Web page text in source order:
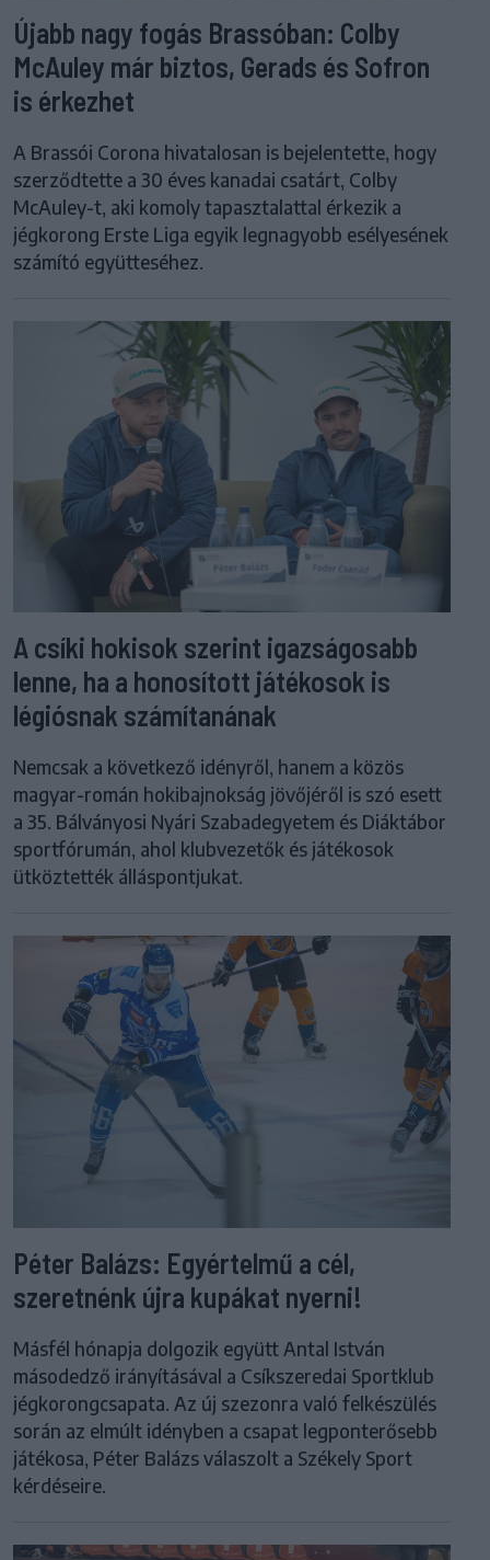
Újabb nagy fogás Brassóban: Colby
McAuley már biztos, Gerads és Sofron
is érkezhet
A Brassói Corona hivatalosan is bejelentette, hogy
szerződtette a 30 éves kanadai csatárt, Colby
McAuley-t, aki komoly tapasztalattal érkezik a
jégkorong Erste Liga egyik legnagyobb esélyesének
számító együtteséhez.
A csíki hokisok szerint igazságosabb
lenne, ha a honosított játékosok is
légiósnak számítanának
Nemcsak a következő idényről, hanem a közös
magyar-román hokibajnokság jövőjéről is szó esett
a 35. Bálványosi Nyári Szabadegyetem és Diáktábor
sportfórumán, ahol klubvezetők és játékosok
ütköztették álláspontjukat.
Péter Balázs: Egyértelmű a cél,
szeretnénk újra kupákat nyerni!
Másfél hónapja dolgozik együtt Antal István
másodedző irányításával a Csíkszeredai Sportklub
jégkorongcsapata. Az új szezonra való felkészülés
során az elmúlt idényben a csapat legponterősebb
játékosa, Péter Balázs válaszolt a Székely Sport
kérdéseire.